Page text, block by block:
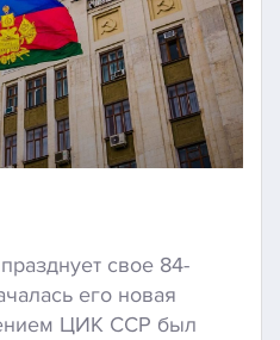
свое 84-
его новая
ЦИК ССР был